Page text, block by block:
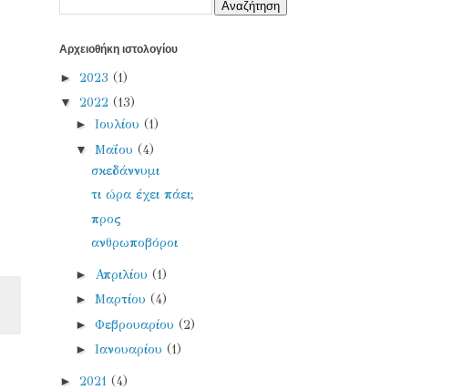
Αρχειοθήκη ιστολογίου
► 2023 (1)
▼ 2022 (13)
► Ιουλίου (1)
▼ Μαΐου (4)
σκεδάννυμι
τι ώρα έχει πάει;
προς
ανθρωποβόροι
► Απριλίου (1)
► Μαρτίου (4)
► Φεβρουαρίου (2)
► Ιανουαρίου (1)
► 2021 (4)